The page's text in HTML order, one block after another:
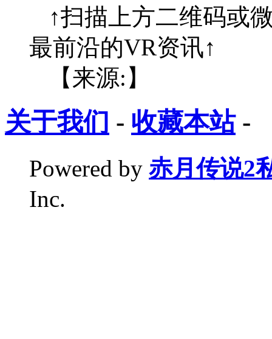
↑扫描上方二维码或
最前沿的VR资讯↑
【来源:】
关于我们 - 收藏本站-
Powered by 赤月传说2
Inc.